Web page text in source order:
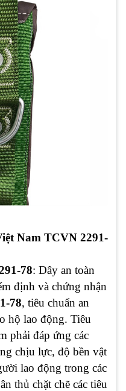
Nam TCVN 2291-
78: Dây an toàn
định và chứng nhận
78, tiêu chuẩn an
hộ lao động. Tiêu
phải đáp ứng các
chịu lực, độ bền vật
lao động trong các
thủ chặt chẽ các tiêu